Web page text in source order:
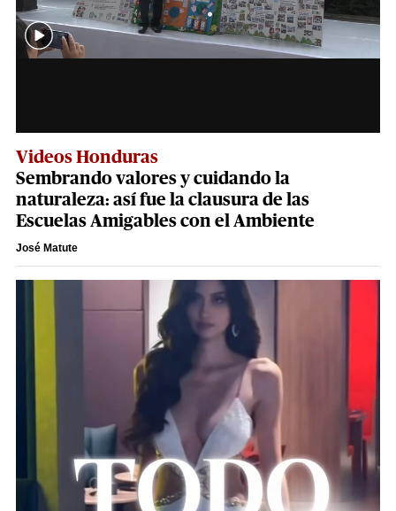
Videos Honduras
Sembrando valores y cuidando la
naturaleza: así fue la clausura de las
Escuelas Amigables con el Ambiente
José Matute